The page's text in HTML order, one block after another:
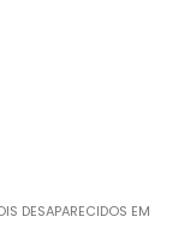
DESAPARECIDOS EM